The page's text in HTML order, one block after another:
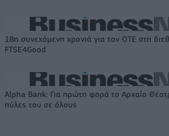
18η συνεχόμενη χρονιά για τον ΟΤΕ στη
FTSE4Good
Alpha Bank: Για πρώτη φορά το Αρχαίο
πύλες του σε όλους